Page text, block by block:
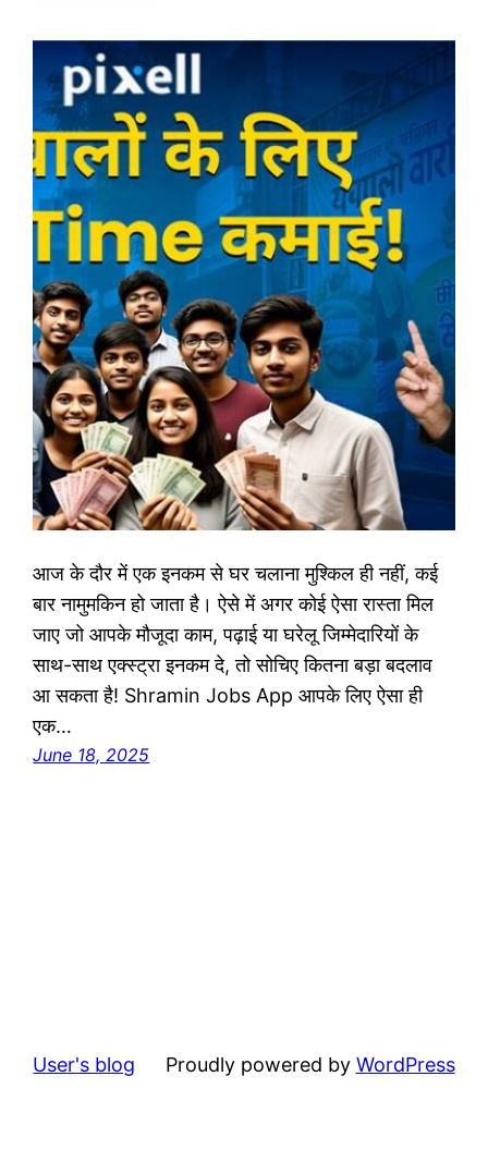
आज के दौर में एक इनकम से घर चलाना मुश्किल ही नहीं, कई
बार नामुमकिन हो जाता है। ऐसे में अगर कोई ऐसा रास्ता मिल
जाए जो आपके मौजूदा काम, पढ़ाई या घरेलू जिम्मेदारियों के
साथ-साथ एक्स्ट्रा इनकम दे, तो सोचिए कितना बड़ा बदलाव
आ सकता है! Shramin Jobs App आपके लिए ऐसा ही
एक…
June 18, 2025
User's blog Proudly powered by WordPress